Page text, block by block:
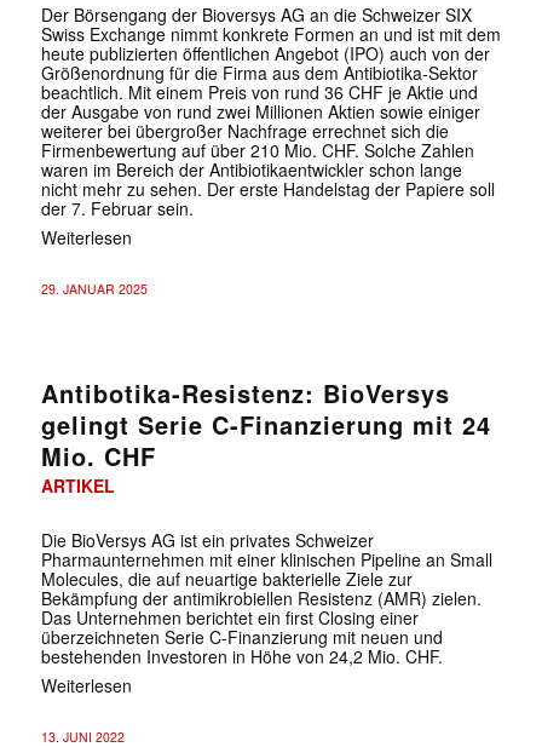
Der Börsengang der Bioversys AG an die Schweizer SIX
Swiss Exchange nimmt konkrete Formen an und ist mit dem
heute publizierten öffentlichen Angebot (IPO) auch von der
Größenordnung für die Firma aus dem Antibiotika-Sektor
beachtlich. Mit einem Preis von rund 36 CHF je Aktie und
der Ausgabe von rund zwei Millionen Aktien sowie einiger
weiterer bei übergroßer Nachfrage errechnet sich die
Firmenbewertung auf über 210 Mio. CHF. Solche Zahlen
waren im Bereich der Antibiotikaentwickler schon lange
nicht mehr zu sehen. Der erste Handelstag der Papiere soll
der 7. Februar sein.
Weiterlesen
29. JANUAR 2025
Antibotika-Resistenz: BioVersys
gelingt Serie C-Finanzierung mit 24
Mio. CHF
ARTIKEL
Die BioVersys AG ist ein privates Schweizer
Pharmaunternehmen mit einer klinischen Pipeline an Small
Molecules, die auf neuartige bakterielle Ziele zur
Bekämpfung der antimikrobiellen Resistenz (AMR) zielen.
Das Unternehmen berichtet ein first Closing einer
überzeichneten Serie C-Finanzierung mit neuen und
bestehenden Investoren in Höhe von 24,2 Mio. CHF.
Weiterlesen
13. JUNI 2022